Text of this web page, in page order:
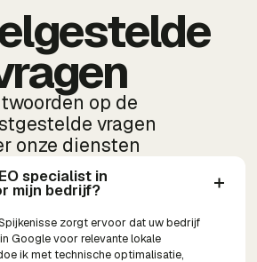
op de
vragen
onze diensten
specialist in
mijn bedrijf?
zorgt ervoor dat uw bedrijf
Google voor relevante lokale
ik met technische optimalisatie,